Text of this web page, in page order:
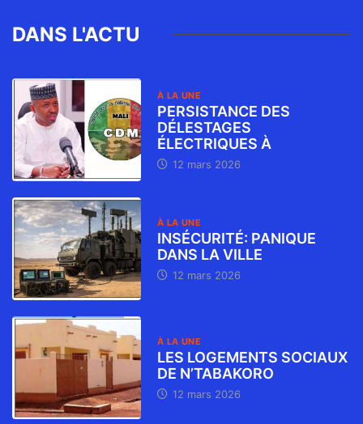
DANS L'ACTU
À LA UNE
PERSISTANCE DES
DÉLESTAGES
ÉLECTRIQUES À
12 mars 2026
À LA UNE
INSÉCURITÉ: PANIQUE
DANS LA VILLE
12 mars 2026
À LA UNE
LES LOGEMENTS SOCIAUX
DE N’TABAKORO
12 mars 2026